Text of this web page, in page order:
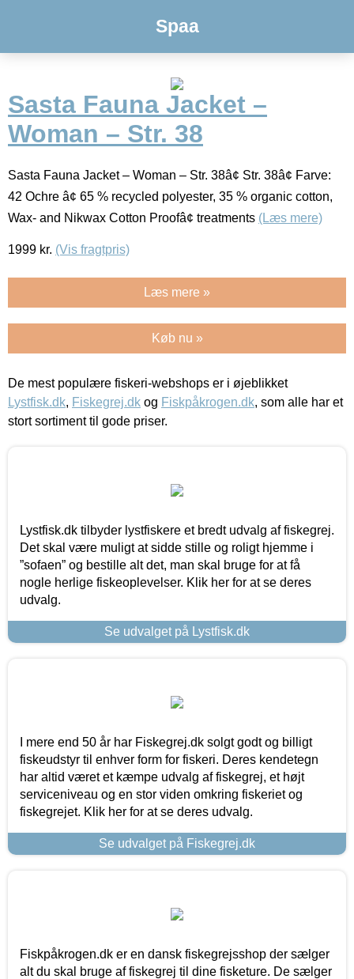
Spaa
Sasta Fauna Jacket –
Woman – Str. 38
Sasta Fauna Jacket – Woman – Str. 38â¢ Str. 38â¢ Farve:
42 Ochre â¢ 65 % recycled polyester, 35 % organic cotton,
Wax- and Nikwax Cotton Proofâ¢ treatments (Læs mere)
1999 kr. (Vis fragtpris)
Læs mere »
Køb nu »
De mest populære fiskeri-webshops er i øjeblikket
Lystfisk.dk, Fiskegrej.dk og Fiskpåkrogen.dk, som alle har et
stort sortiment til gode priser.
Lystfisk.dk tilbyder lystfiskere et bredt udvalg af fiskegrej.
Det skal være muligt at sidde stille og roligt hjemme i
”sofaen” og bestille alt det, man skal bruge for at få
nogle herlige fiskeoplevelser. Klik her for at se deres
udvalg.
Se udvalget på Lystfisk.dk
I mere end 50 år har Fiskegrej.dk solgt godt og billigt
fiskeudstyr til enhver form for fiskeri. Deres kendetegn
har altid været et kæmpe udvalg af fiskegrej, et højt
serviceniveau og en stor viden omkring fiskeriet og
fiskegrejet. Klik her for at se deres udvalg.
Se udvalget på Fiskegrej.dk
Fiskpåkrogen.dk er en dansk fiskegrejsshop der sælger
alt du skal bruge af fiskegrej til dine fisketure. De sælger